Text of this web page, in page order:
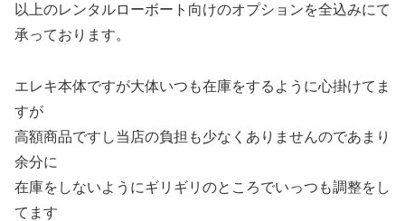
以上のレンタルローボート向けのオプションを全込みにて
承っております。
エレキ本体ですが大体いつも在庫をするように心掛けてま
すが
高額商品ですし当店の負担も少なくありませんのであまり
余分に
在庫をしないようにギリギリのところでいっつも調整をし
てます